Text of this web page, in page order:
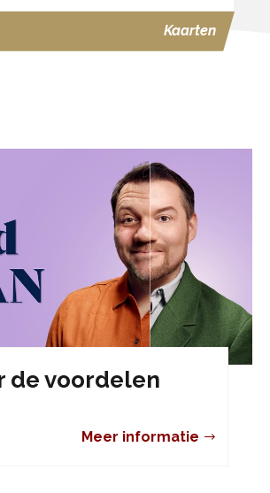
Kaarten
de voordelen
Meer informatie